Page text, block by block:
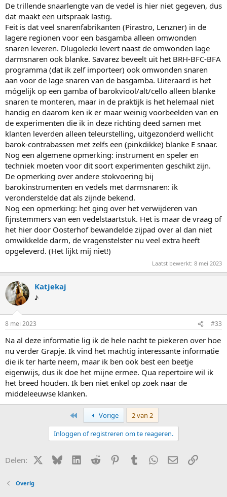
De trillende snaarlengte van de vedel is hier niet gegeven, dus
dat maakt een uitspraak lastig.
Feit is dat veel snarenfabrikanten (Pirastro, Lenzner) in de
lagere regionen voor een basgamba alleen omwonden
snaren leveren. Dlugolecki levert naast de omwonden lage
darmsnaren ook blanke. Savarez beveelt uit het BRH-BFC-BFA
programma (dat ik zelf importeer) ook omwonden snaren
aan voor de lage snaren van de basgamba. Uiteraard is het
mógelijk op een gamba of barokviool/alt/cello alleen blanke
snaren te monteren, maar in de praktijk is het helemaal niet
handig en daarom ken ik er maar weinig voorbeelden van en
de experimenten die ik in deze richting deed samen met
klanten leverden alleen teleurstelling, uitgezonderd wellicht
barok-contrabassen met zelfs een (pinkdikke) blanke E snaar.
Nog een algemene opmerking: instrument en speler en
techniek moeten voor dit soort experimenten geschikt zijn.
De opmerking over andere stokvoering bij
barokinstrumenten en vedels met darmsnaren: ik
veronderstelde dat als zijnde bekend.
Nog een opmerking: het ging over het verwijderen van
fijnstemmers van een vedelstaartstuk. Het is maar de vraag of
het hier door Oosterhof bewandelde zijpad over al dan niet
omwikkelde darm, de vragenstelster nu veel extra heeft
opgeleverd. (Het lijkt mij niet!)
Laatst bewerkt: 8 mei 2023
Katjekaj
♪
8 mei 2023 #33
Na al deze informatie lig ik de hele nacht te piekeren over hoe
nu verder Grapje. Ik vind het machtig interessante informatie
die ik ter harte neem, maar ik ben ook best een beetje
eigenwijs, dus ik doe het mijne ermee. Qua repertoire wil ik
het breed houden. Ik ben niet enkel op zoek naar de
middeleeuwse klanken.
Eerste Vorige
2 van 2
Inloggen of registreren om te reageren.
Delen: X (Twitter)
BlueskyLinkedIn
Reddit PinterestTumblr WhatsApp
E-mailLink
Overig